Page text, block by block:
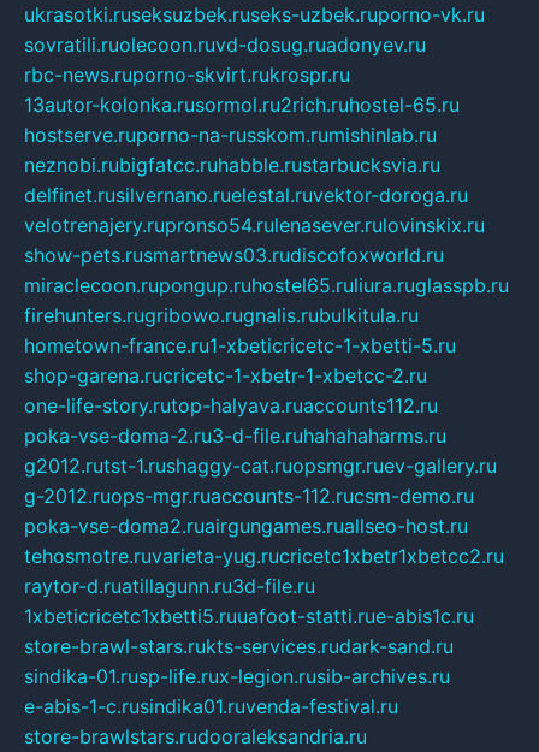
ukrasotki.ruseksuzbek.ruseks-uzbek.ruporno-vk.ru
sovratili.ruolecoon.ruvd-dosug.ruadonyev.ru
rbc-news.ruporno-skvirt.rukrospr.ru
13autor-kolonka.rusormol.ru2rich.ruhostel-65.ru
hostserve.ruporno-na-russkom.rumishinlab.ru
neznobi.rubigfatcc.ruhabble.rustarbucksvia.ru
delfinet.rusilvernano.ruelestal.ruvektor-doroga.ru
velotrenajery.rupronso54.rulenasever.rulovinskix.ru
show-pets.rusmartnews03.rudiscofoxworld.ru
miraclecoon.rupongup.ruhostel65.ruliura.ruglasspb.ru
firehunters.rugribowo.rugnalis.rubulkitula.ru
hometown-france.ru1-xbeticricetc-1-xbetti-5.ru
shop-garena.rucricetc-1-xbetr-1-xbetcc-2.ru
one-life-story.rutop-halyava.ruaccounts112.ru
poka-vse-doma-2.ru3-d-file.ruhahahaharms.ru
g2012.rutst-1.rushaggy-cat.ruopsmgr.ruev-gallery.ru
g-2012.ruops-mgr.ruaccounts-112.rucsm-demo.ru
poka-vse-doma2.ruairgungames.ruallseo-host.ru
tehosmotre.ruvarieta-yug.rucricetc1xbetr1xbetcc2.ru
raytor-d.ruatillagunn.ru3d-file.ru
1xbeticricetc1xbetti5.ruuafoot-statti.rue-abis1c.ru
store-brawl-stars.rukts-services.rudark-sand.ru
sindika-01.rusp-life.rux-legion.rusib-archives.ru
e-abis-1-c.rusindika01.ruvenda-festival.ru
store-brawlstars.rudooraleksandria.ru